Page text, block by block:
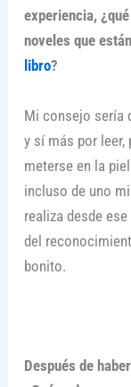
experiencia,
noveles que
libro?
Mi consejo sería
y sí más por leer,
meterse en la
incluso de uno
realiza desde
del
bonito.
Después de